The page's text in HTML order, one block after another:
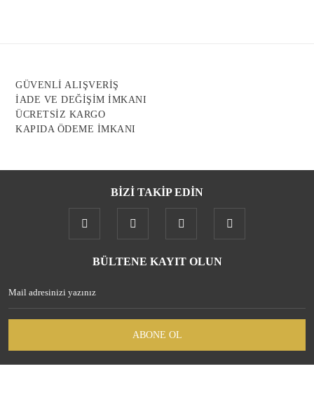
Bu ürüne benzer farklı alternatifler olmalı.
Gönder
GÜVENLİ ALIŞVERİŞ
İADE VE DEĞİŞİM İMKANI
ÜCRETSİZ KARGO
KAPIDA ÖDEME İMKANI
BİZİ TAKİP EDİN
BÜLTENE KAYIT OLUN
ABONE OL